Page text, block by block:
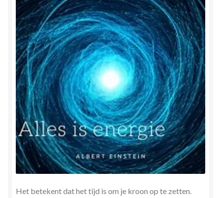
Het betekent dat het tijd is om je kroon op te zetten.